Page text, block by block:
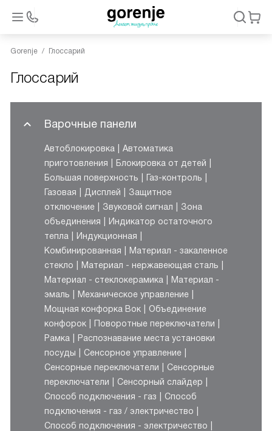
Gorenje Глоссарий
Глоссарий
Варочные панели
Автоблокировка
Автоматика
приготовления
Блокировка от детей
Большая поверхность
Газ-контроль
Газовая
Дисплей
Защитное
отключение
Звуковой сигнал
Зона
объединения
Индикатор остаточного
тепла
Индукционная
Комбинированная
Материал - закаленное
стекло
Материал - нержавеющая сталь
Материал - стеклокерамика
Материал -
эмаль
Механическое управление
Мощная конфорка Вок
Объединение
конфорок
Поворотные переключатели
Рамка
Распознавание места установки
посуды
Сенсорное управление
Сенсорные переключатели
Сенсорные
переключатели
Сенсорный слайдер
Способ подключения - газ
Способ
подключения - газ / электричество
Способ подключения - электричество